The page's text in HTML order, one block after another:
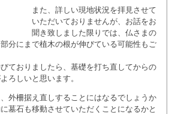
また、詳しい現地状況を拝見させて
いただいておりませんが、お話をお
聞き致しました限りでは、仏さまの
分にまで植木の根が伸びている可能性もご
ておりましたら、基礎を打ち直してからの
ろしいと思います。
外柵据え直しすることにはなるでしょうか
墓石も移動させていただくことになるかと